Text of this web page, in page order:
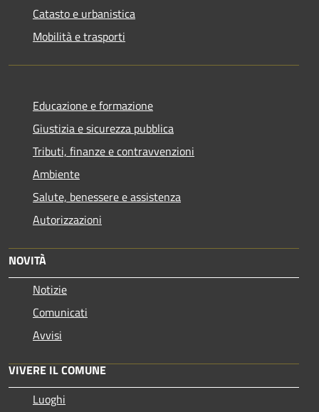
Catasto e urbanistica
Mobilità e trasporti
Educazione e formazione
Giustizia e sicurezza pubblica
Tributi, finanze e contravvenzioni
Ambiente
Salute, benessere e assistenza
Autorizzazioni
NOVITÀ
Notizie
Comunicati
Avvisi
VIVERE IL COMUNE
Luoghi